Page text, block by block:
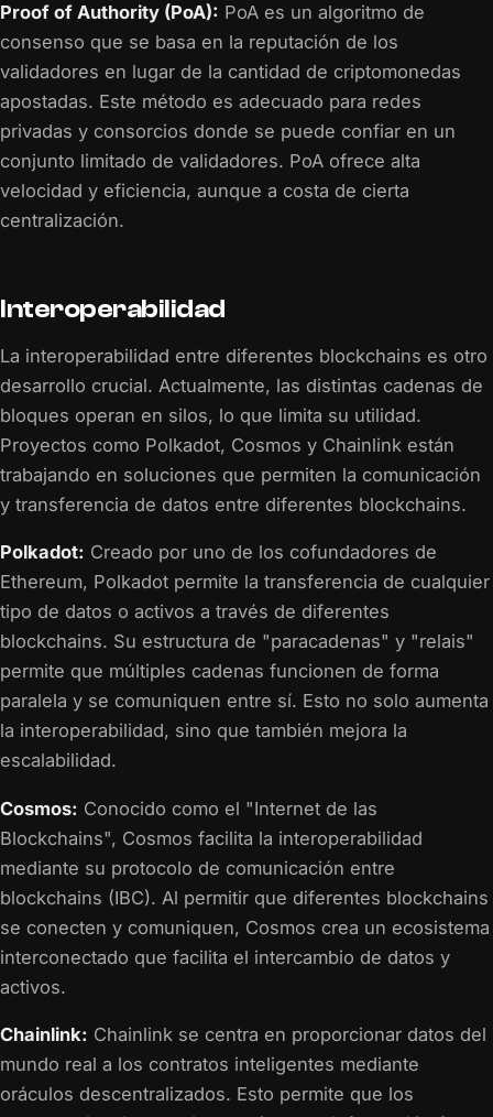
Proof of Authority (PoA): PoA es un algoritmo de
consenso que se basa en la reputación de los
validadores en lugar de la cantidad de criptomonedas
apostadas. Este método es adecuado para redes
privadas y consorcios donde se puede confiar en un
conjunto limitado de validadores. PoA ofrece alta
velocidad y eficiencia, aunque a costa de cierta
centralización.
Interoperabilidad
La interoperabilidad entre diferentes blockchains es otro
desarrollo crucial. Actualmente, las distintas cadenas de
bloques operan en silos, lo que limita su utilidad.
Proyectos como Polkadot, Cosmos y Chainlink están
trabajando en soluciones que permiten la comunicación
y transferencia de datos entre diferentes blockchains.
Polkadot: Creado por uno de los cofundadores de
Ethereum, Polkadot permite la transferencia de cualquier
tipo de datos o activos a través de diferentes
blockchains. Su estructura de "paracadenas" y "relais"
permite que múltiples cadenas funcionen de forma
paralela y se comuniquen entre sí. Esto no solo aumenta
la interoperabilidad, sino que también mejora la
escalabilidad.
Cosmos: Conocido como el "Internet de las
Blockchains", Cosmos facilita la interoperabilidad
mediante su protocolo de comunicación entre
blockchains (IBC). Al permitir que diferentes blockchains
se conecten y comuniquen, Cosmos crea un ecosistema
interconectado que facilita el intercambio de datos y
activos.
Chainlink: Chainlink se centra en proporcionar datos del
mundo real a los contratos inteligentes mediante
oráculos descentralizados. Esto permite que los